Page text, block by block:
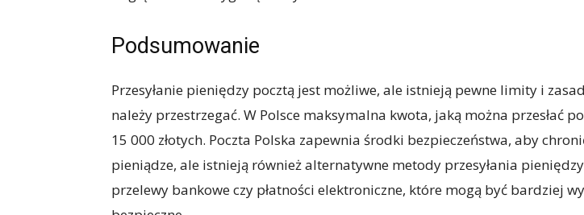
Podsumowanie
Przesyłanie pieniędzy pocztą jest możliwe, ale istnieją pewne limity i
należy przestrzegać. W Polsce maksymalna kwota, jaką można przesłać
15 000 złotych. Poczta Polska zapewnia środki bezpieczeństwa, aby
pieniądze, ale istnieją również alternatywne metody przesyłania
przelewy bankowe czy płatności elektroniczne, które mogą być bardziej